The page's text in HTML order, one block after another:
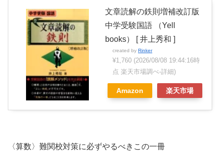
文章読解の鉄則増補改訂版
中学受験国語 （Yell
books） [ 井上秀和 ]
created by Rinker
¥1,760 (2026/08/08 19:44:16時
点 楽天市場調べ-詳細)
Amazon 楽天市場
〈算数〉難関校対策に必ずやるべきこの一冊